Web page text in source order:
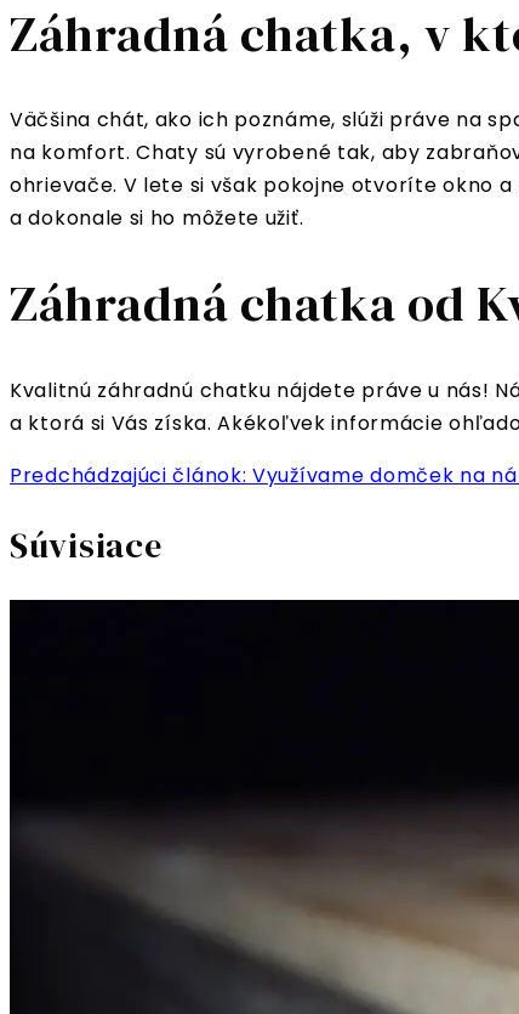
Záhradná chatka, v
Väčšina chát, ako ich poznáme, slúži práve na
na komfort. Chaty sú vyrobené tak, aby
ohrievače. V lete si však pokojne otvoríte okno
a dokonale si ho môžete užiť.
Záhradná chatka od
Kvalitnú záhradnú chatku nájdete práve u nás!
a ktorá si Vás získa. Akékoľvek informácie
Predchádzajúci článok: Využívame domček na
Súvisiace